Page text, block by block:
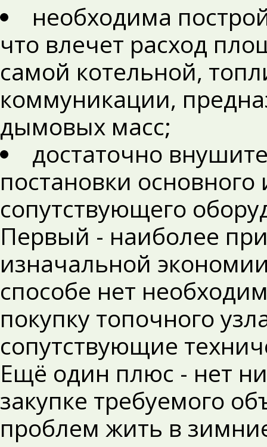
необходима
что влечет расход
самой котельной,
коммуникации,
дымовых масс;
достаточно
постановки
сопутствующего
Первый - наиболее
изначальной
способе нет
покупку топочного
сопутствующие
Ещё один плюс - нет
закупке требуемого
проблем жить в